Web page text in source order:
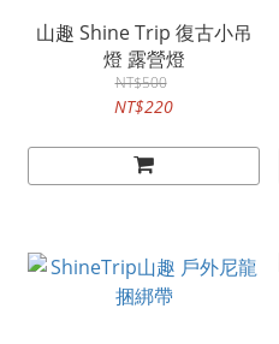
山趣 Shine Trip 復古小吊
燈 露營燈
NT$500
NT$220